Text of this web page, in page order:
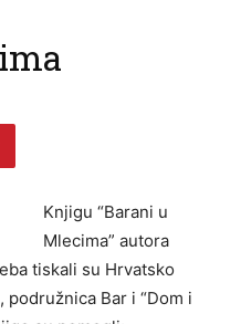
Knjigu “Barani u
Mlecima” autora
tiskali su Hrvatsko
Bar i “Dom i